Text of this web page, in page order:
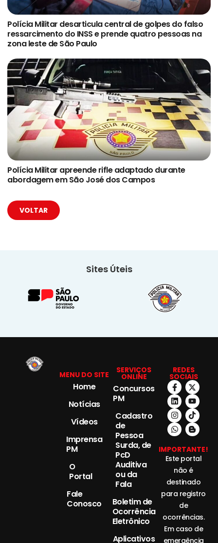
Polícia Militar desarticula central de golpes do falso
ressarcimento do INSS e prende quatro pessoas na
zona leste de São Paulo
Polícia Militar apreende rifle adaptado durante
abordagem em São José dos Campos
VOLTAR
Sites Úteis
MENU DO SITE
Home
Notícias
Vídeos
Imprensa
PM
O
Portal
Fale
Conosco
SERVIÇOS
ONLINE
Concursos
PM
Cadastro
de
Pessoa
Surda, de
PcD
Auditiva
ou da
Fala
Boletim de
Ocorrência
Eletrônico
Aplicativos
REDES
SOCIAIS
IMPORTANTE!
Este portal
não é
destinado
para registro
de
ocorrências.
Em caso de
emergência